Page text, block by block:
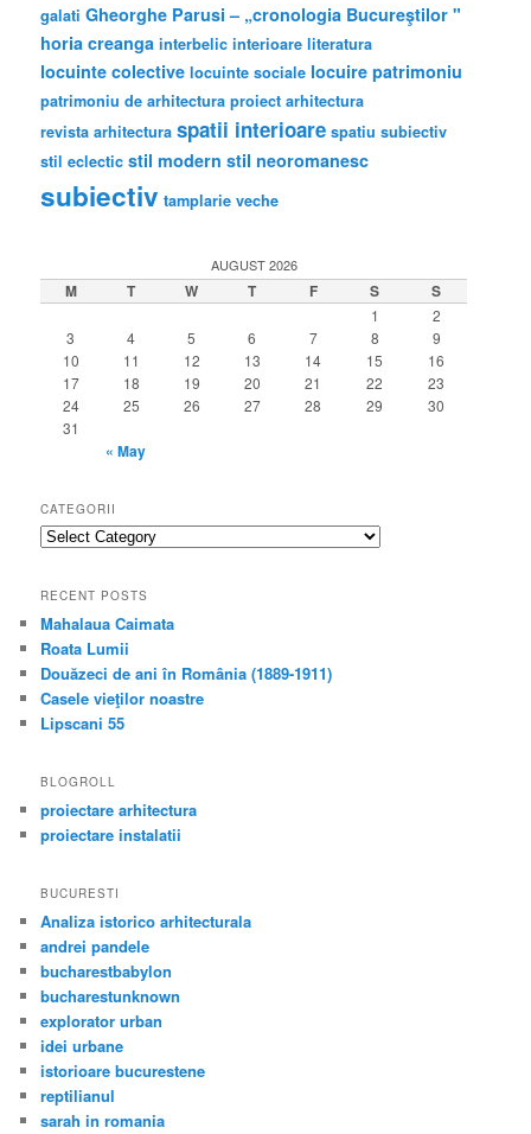
galati Gheorghe Parusi – „cronologia Bucureştilor "
horia creanga interbelic interioare literatura
locuinte colective locuinte sociale locuire patrimoniu
patrimoniu de arhitectura proiect arhitectura
revista arhitectura spatii interioare spatiu subiectiv
stil eclectic stil modern stil neoromanesc
subiectiv tamplarie veche
AUGUST 2026
M T W T F S S
1
2
3
4 5 6 7 8
9
10
11 12 13 14 15
16
17
18 19 20 21 22
23
24
25 26 27 28 29
30
31
« May
CATEGORII
categorii
RECENT POSTS
Mahalaua Caimata
Roata Lumii
Douăzeci de ani în România (1889-1911)
Casele vieţilor noastre
Lipscani 55
BLOGROLL
proiectare arhitectura
proiectare instalatii
BUCURESTI
Analiza istorico arhitecturala
andrei pandele
bucharestbabylon
bucharestunknown
explorator urban
idei urbane
istorioare bucurestene
reptilianul
sarah in romania